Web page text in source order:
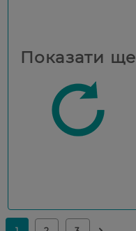
Показати ще